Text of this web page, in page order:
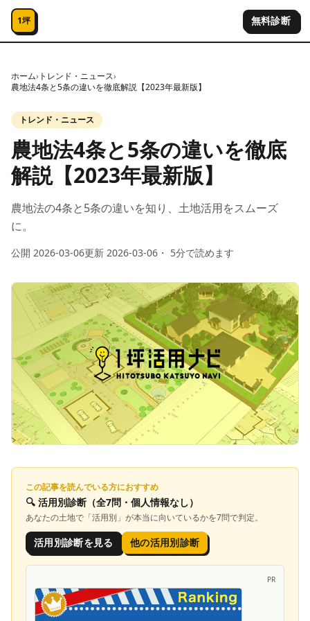
コンテンツへスキップ
1坪 無料診断
ホーム› トレンド・ニュース›
農地法4条と5条の違いを徹底解説【2023年最新版】
トレンド・ニュース
農地法4条と5条の違いを徹底
解説【2023年最新版】
農地法の4条と5条の違いを知り、土地活用をスムーズ
に。
公開 2026-03-06更新 2026-03-06 ・ 5分で読めます
この記事を読んでいる方におすすめ
🔍 活用別診断 （全7問・個人情報なし）
あなたの土地で「活用別 」が本当に向いているかを7問で判定。
活用別診断を見る 他の活用別診断
PR